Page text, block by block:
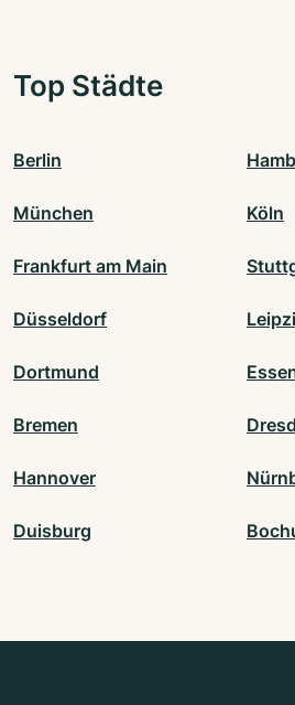
Top Städte
Berlin
München Köln
Frankfurt am Main
Düsseldorf
Dortmund
Bremen
Hannover
Duisburg